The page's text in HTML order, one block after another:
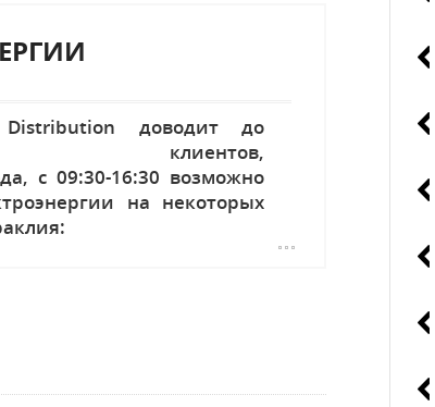
доводит до
клиентов,
с 09:30-16:30 возможно
на некоторых